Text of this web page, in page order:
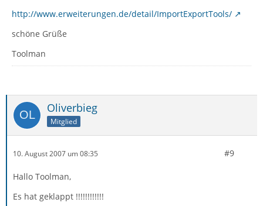
http://www.erweiterungen.de/detail/ImportExportTools/
schöne Grüße
Toolman
Oliverbieg
Mitglied
10. August 2007 um 08:35 #9
Hallo Toolman,
Es hat geklappt !!!!!!!!!!!!